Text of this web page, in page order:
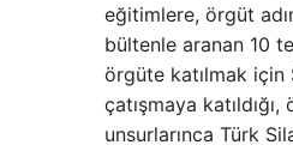
eğitimlere, örgüt
bültenle aranan 10
örgüte katılmak için
çatışmaya
unsurlarınca Türk